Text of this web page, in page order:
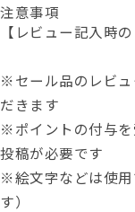
注意事項
【レビュー記入時の
※セール品のレビ
だきます
※ポイントの付与
投稿が必要です
※絵文字などは使
す）